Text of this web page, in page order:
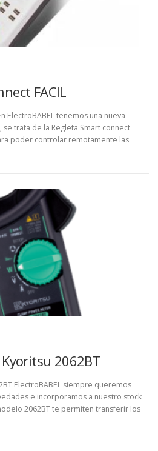
FACIL
ElectroBABEL tenemos una nueva
trata de la Regleta Smart connect
poder controlar remotamente las
2062BT
ElectroBABEL siempre queremos
e incorporamos a nuestro stock
2062BT te permiten transferir los